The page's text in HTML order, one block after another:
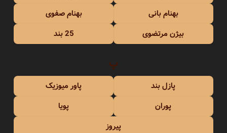
بهنام بانی
بهنام صفوی
بیژن مرتضوی
25 بند
پ
پازل بند
پاور میوزیک
پوران
پویا
پیروز